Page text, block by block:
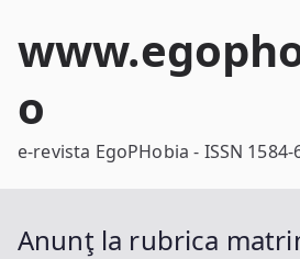
o
e-revista EgoPHobia - ISSN 1584-
Anunţ la rubrica